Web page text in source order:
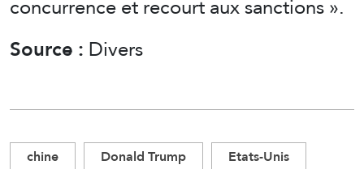
Source :Divers
chine Donald Trump
Etats-Unis